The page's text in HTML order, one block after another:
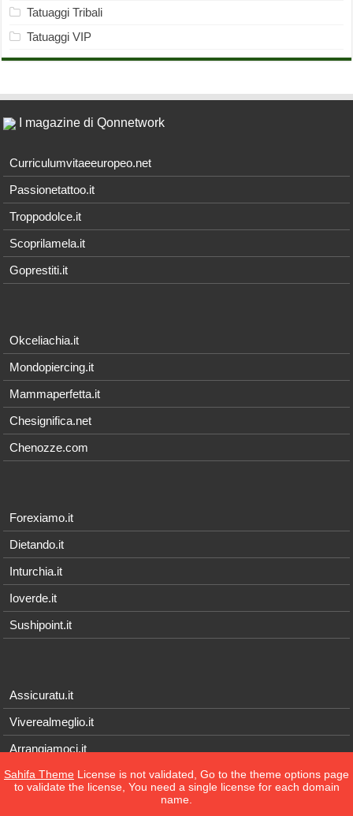
Tatuaggi Tribali
Tatuaggi VIP
I magazine di Qonnetwork
Curriculumvitaeeuropeo.net
Passionetattoo.it
Troppodolce.it
Scoprilamela.it
Goprestiti.it
Okceliachia.it
Mondopiercing.it
Mammaperfetta.it
Chesignifica.net
Chenozze.com
Forexiamo.it
Dietando.it
Inturchia.it
Ioverde.it
Sushipoint.it
Assicuratu.it
Viverealmeglio.it
Arrangiamoci.it
Tecnichef.it
Sahifa Theme License is not validated, Go to the theme options page
to validate the license, You need a single license for each domain
name.